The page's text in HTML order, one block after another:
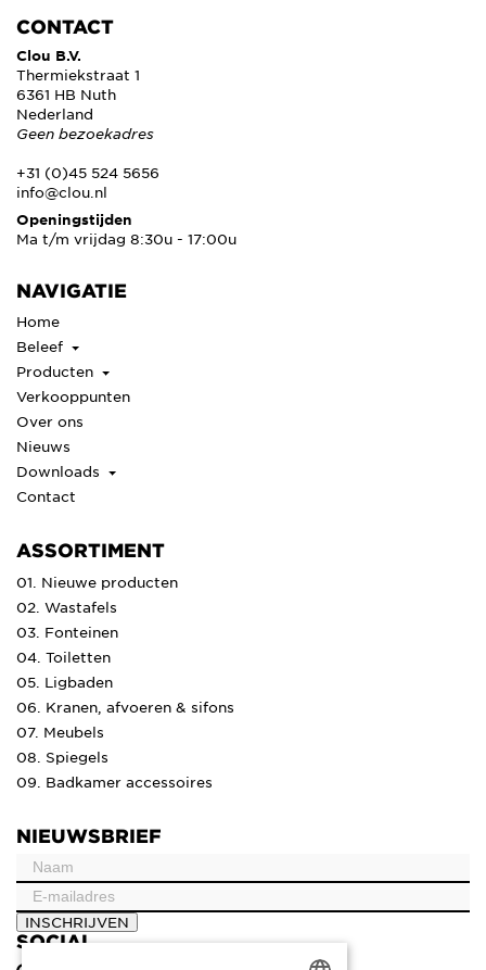
CONTACT
Clou B.V.
Thermiekstraat 1
6361 HB Nuth
Nederland
Geen bezoekadres
+31 (0)45 524 5656
info@clou.nl
Openingstijden
Ma t/m vrijdag 8:30u - 17:00u
NAVIGATIE
Home
Beleef
Producten
Verkooppunten
Over ons
Nieuws
Downloads
Contact
ASSORTIMENT
01. Nieuwe producten
02. Wastafels
03. Fonteinen
04. Toiletten
05. Ligbaden
06. Kranen, afvoeren & sifons
07. Meubels
08. Spiegels
09. Badkamer accessoires
NIEUWSBRIEF
INSCHRIJVEN
SOCIAL